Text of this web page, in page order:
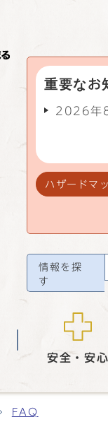
重要なお
2026年
ハザードマ
情報を探
す
安全・安心
FAQ